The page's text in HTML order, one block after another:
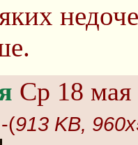
Ср 18 мая
-(913 KB,